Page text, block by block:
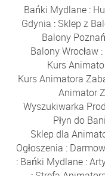
Bańki Mydlane :
Gdynia : Sklep z
Balony Poznań
Balony Wrocław :
Kurs
Kurs Animatora
Animator
Wyszukiwarka
Płyn do
Sklep dla
Ogłoszenia :
: Bańki Mydlane :